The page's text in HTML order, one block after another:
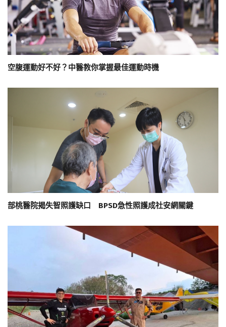
空腹運動好不好？中醫教你掌握最佳運動時機
部桃醫院揭失智照護缺口 BPSD急性照護成社安網關鍵